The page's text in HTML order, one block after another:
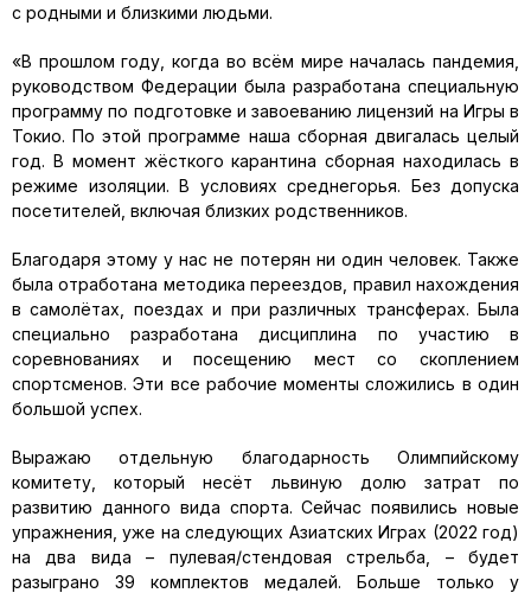
с родными и близкими людьми.
«В прошлом году, когда во всём мире началась пандемия,
руководством Федерации была разработана специальную
программу по подготовке и завоеванию лицензий на Игры в
Токио. По этой программе наша сборная двигалась целый
год. В момент жёсткого карантина сборная находилась в
режиме изоляции. В условиях среднегорья. Без допуска
посетителей, включая близких родственников.
Благодаря этому у нас не потерян ни один человек. Также
была отработана методика переездов, правил нахождения
в самолётах, поездах и при различных трансферах. Была
специально разработана дисциплина по участию в
соревнованиях и посещению мест со скоплением
спортсменов. Эти все рабочие моменты сложились в один
большой успех.
Выражаю отдельную благодарность Олимпийскому
комитету, который несёт львиную долю затрат по
развитию данного вида спорта. Сейчас появились новые
упражнения, уже на следующих Азиатских Играх (2022 год)
на два вида – пулевая/стендовая стрельба, – будет
разыграно 39 комплектов медалей. Больше только у